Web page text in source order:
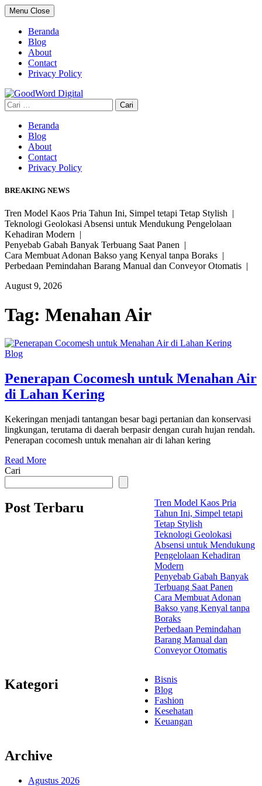
Skip
to
content
Menu Close
Beranda
Blog
About
Contact
Privacy Policy
Cari
untuk:
Beranda
Blog
About
Contact
Privacy Policy
BREAKING NEWS
Tren Model Kaos Pria Tahun Ini, Simpel tetapi Tetap Stylish |
Teknologi Geolokasi Absensi untuk Mendukung Pengelolaan
Kehadiran Modern |
Penyebab Gabah Banyak Terbuang Saat Panen |
Cara Membuat Adonan Bakso yang Kenyal tanpa Boraks |
Perbedaan Pemindahan Barang Manual dan Conveyor Otomatis |
August 9, 2026
Tag: Menahan Air
Blog
Penerapan Cocomesh untuk Menahan Air
di Lahan Kering
Kekeringan menjadi tantangan besar bagi pertanian dan konservasi
lingkungan, terutama di daerah berpasir dengan curah hujan rendah.
Penerapan cocomesh untuk menahan air di lahan kering
Read More
Cari
Post Terbaru
Tren Model Kaos Pria
Tahun Ini, Simpel tetapi
Tetap Stylish
Teknologi Geolokasi
Absensi untuk Mendukung
Pengelolaan Kehadiran
Modern
Penyebab Gabah Banyak
Terbuang Saat Panen
Cara Membuat Adonan
Bakso yang Kenyal tanpa
Boraks
Perbedaan Pemindahan
Barang Manual dan
Conveyor Otomatis
Kategori
Bisnis
Blog
Fashion
Kesehatan
Keuangan
Archive
Agustus 2026